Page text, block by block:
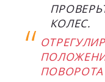
КОЛЕС.
ПОВОРОТА